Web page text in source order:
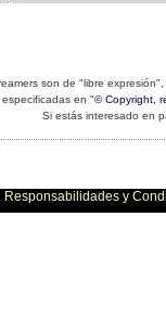
son de "libre
especificadas en "© Copyright,
Si estás interesado en
y